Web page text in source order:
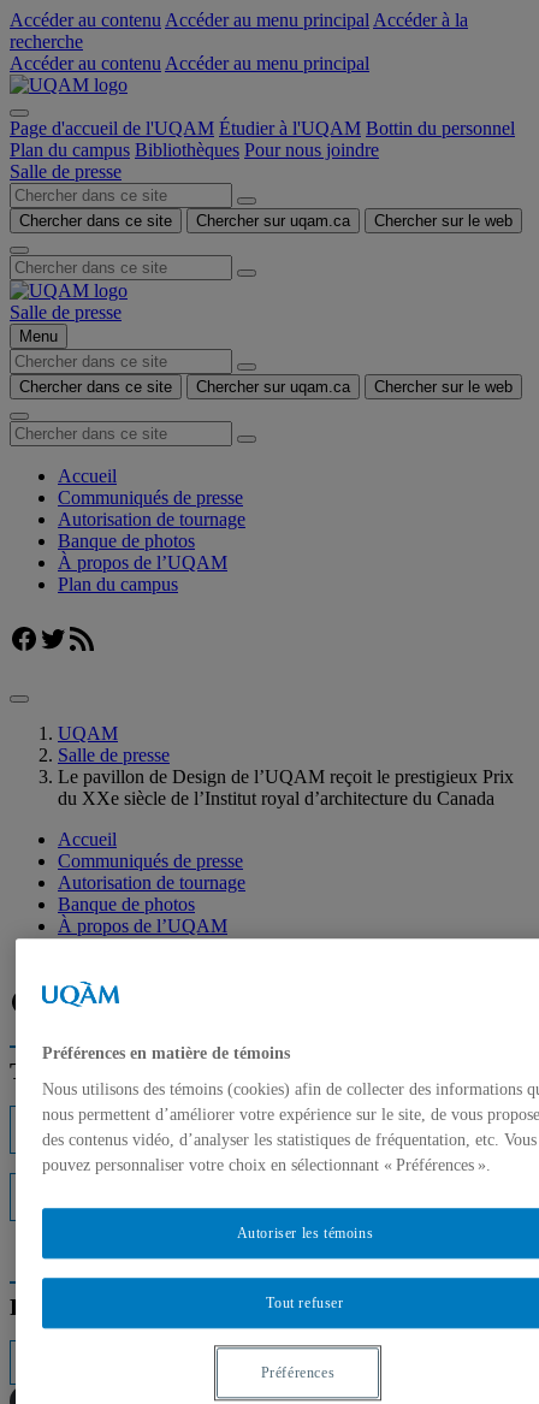
Accéder au contenu Accéder au menu principal Accéder à la
recherche
Accéder au contenu Accéder au menu principal
Page d'accueil de l'UQAM Étudier à l'UQAM Bottin du personnel
Plan du campus Bibliothèques Pour nous joindre
Salle de presse
Chercher dans ce site Chercher sur uqam.ca Chercher sur le web
Salle de presse
Menu
Chercher dans ce site Chercher sur uqam.ca Chercher sur le web
Accueil
Communiqués de presse
Autorisation de tournage
Banque de photos
À propos de l’UQAM
Plan du campus
Facebook
Twitter
Flux RSS
UQAM
Salle de presse
Le pavillon de Design de l’UQAM reçoit le prestigieux Prix
du XXe siècle de l’Institut royal d’architecture du Canada
Accueil
Communiqués de presse
Autorisation de tournage
Banque de photos
À propos de l’UQAM
Facebook
Twitter
Flux RSS
Trouver un expert
Listes d'experts
Répertoire des professeurs
Préférences en matière de témoins
Nous utilisons des témoins (cookies) afin de collecter des informations
nous permettent d’améliorer votre expérience sur le site, de vous
des contenus vidéo, d’analyser les statistiques de fréquentation, etc. Vous
pouvez personnaliser votre choix en sélectionnant « Préférences ».
Tout refuser
Autoriser les témoins
Préférences